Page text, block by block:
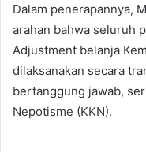
Dalam penerapannya,
arahan bahwa seluruh
Adjustment belanja
dilaksanakan secara
bertanggung jawab,
Nepotisme (KKN).